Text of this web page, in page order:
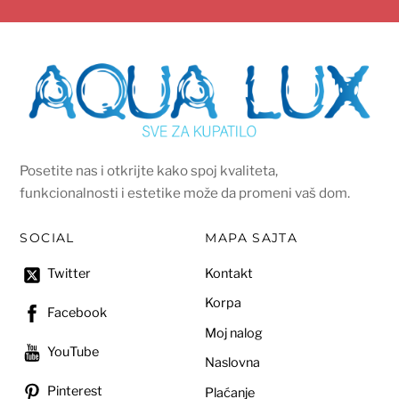
Posetite nas i otkrijte kako spoj kvaliteta,
funkcionalnosti i estetike može da promeni vaš dom.
SOCIAL
Twitter
Facebook
YouTube
Pinterest
MAPA SAJTA
Kontakt
Korpa
Moj nalog
Naslovna
Plaćanje